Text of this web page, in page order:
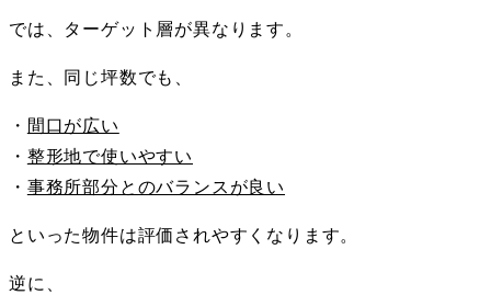
では、ターゲット層が異なります。
また、同じ坪数でも、
・ 間口が広い
・ 整形地で使いやすい
・ 事務所部分とのバランスが良い
といった物件は評価されやすくなります。
逆に、